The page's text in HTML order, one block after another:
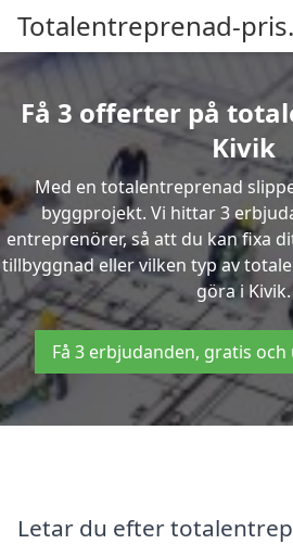
Totalentreprenad-
Få 3 offerter på
Kivik
Med en totalentreprenad
byggprojekt. Vi hittar 3
entreprenörer, så att du kan fixa
tillbyggnad eller vilken typ av
göra i Kivik.
Få 3 erbjudanden, gratis
Letar du efter